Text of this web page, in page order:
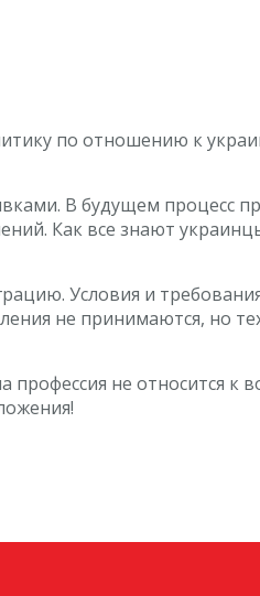
по отношению к
В будущем процесс
Как все знают
Условия и
не принимаются, но
профессия не относится